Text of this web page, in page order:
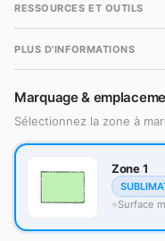
RESSOURCES ET OUTILS
PLUS D'INFORMATIONS
Marquage &
Sélectionnez la zone à
Zone 1
Surface